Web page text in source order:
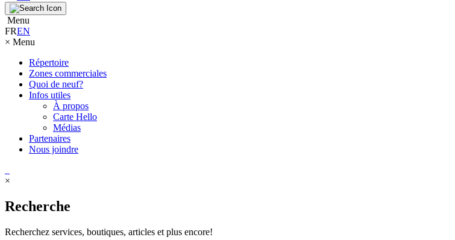
Menu
FREN
× Menu
Répertoire
Zones commerciales
Quoi de neuf?
Infos utiles
À propos
Carte Hello
Médias
Partenaires
Nous joindre
×
Recherche
Recherchez services, boutiques, articles et plus encore!